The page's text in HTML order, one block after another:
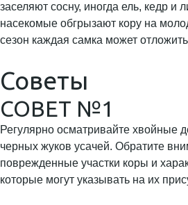
заселяют сосну, иногда ель, кедр и
насекомые обгрызают кору на
сезон каждая самка может
Советы
СОВЕТ №1
Регулярно осматривайте хвойные
черных жуков усачей. Обратите
поврежденные участки коры и
которые могут указывать на их